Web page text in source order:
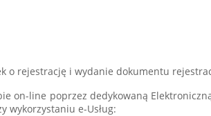
o rejestrację i wydanie dokumentu
on-line poprzez dedykowaną
wykorzystaniu e-Usług: